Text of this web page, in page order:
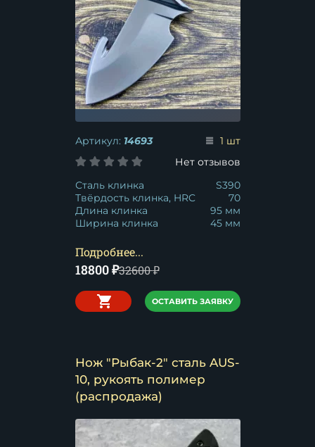
Артикул: 14693
1 шт
Нет отзывов
Сталь клинка
S390
Твёрдость клинка, HRC
70
Длина клинка
95 мм
Ширина клинка
45 мм
Подробнее...
18800₽32600₽
ОСТАВИТЬ ЗАЯВКУ
Нож "Рыбак-2" сталь AUS-
10, рукоять полимер
(распродажа)